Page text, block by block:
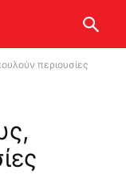
περιουσίες